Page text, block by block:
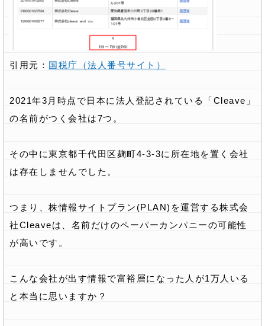
引用元： 国税庁（法人番号サイト）
2021年3月時点で日本に法人登記されている「Cleave」
の名前がつく会社は7つ。
その中に東京都千代田区麹町4-3-3に所在地を置く会社
は存在しませんでした。
つまり、株情報サイトプラン(PLAN)を運営する株式会
社Cleaveは、名前だけのペーパーカンパニーの可能性
が高いです。
こんな会社が出す情報で富裕層になった人が1万人いる
と本当に思いますか？